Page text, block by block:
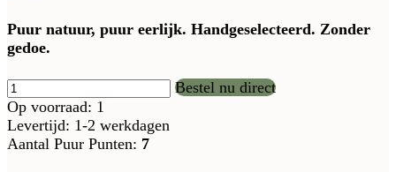
Puur natuur, puur eerlijk. Handgeselecteerd. Zonder
gedoe.
Bestel nu direct
Op voorraad: 1
Levertijd: 1-2 werkdagen
Aantal Puur Punten: 7